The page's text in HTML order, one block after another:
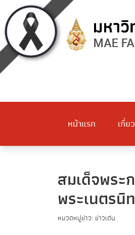
หน้าแรก เกี่ย
สมเด็จพระ
พระเนตร
หมวดหมู่ข่าว: ข่าวเด่น